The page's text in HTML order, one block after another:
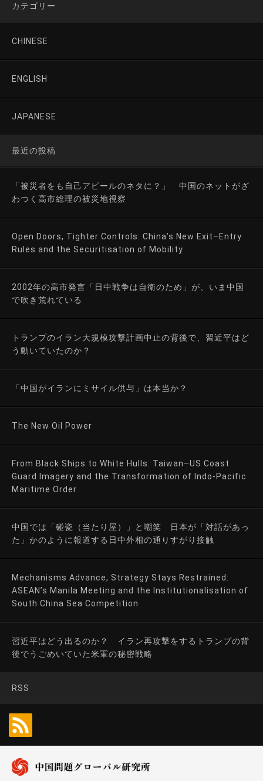
カテゴリー
CHINESE
ENGLISH
JAPANESE
最近の投稿
「被災者をも自己アピールのネタに？」 中国のネットがざ
わつく高市総理の被災地視察
Open Doors, Tighter Controls: China’s New Exit–Entry
Rules and the Securitisation of Mobility
2002年の高市発言「日中戦争は自衛のため」が、いま中国
で吹き荒れている
トランプのイラン大規模攻撃計画中止の背後で、習近平はど
う動いていたのか？
「中国がイランにミサイル供与」は本当か？
The New Oil Power
From Black Ships to White Hulls: Taiwan–US Coast
Guard Imagery and the Transformation of Indo-Pacific
Maritime Order
中国では「碰瓷（当たり屋）」と嘲笑 日本が「対話があっ
た」かのように報道する日中外相の通りすがり接触
Mechanisms Advance, Strategy Stays Restrained:
ASEAN’s Manila Meeting and the Institutionalisation of
South China Sea Competition
習近平はどう出るのか？ イラン再攻撃をするトランプの背
後でうごめいていた米軍の秘密戦略
RSS